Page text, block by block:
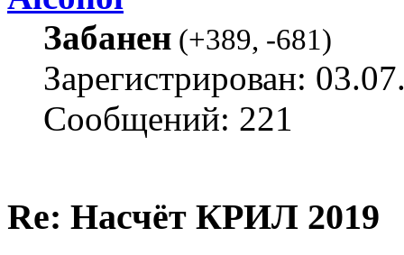
Забанен (+389, -681)
Зарегистрирован:
Сообщений: 221
Re: Насчёт КРИЛ 2019